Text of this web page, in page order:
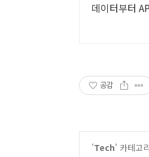
데이터부터
공감
'Tech' 카테고